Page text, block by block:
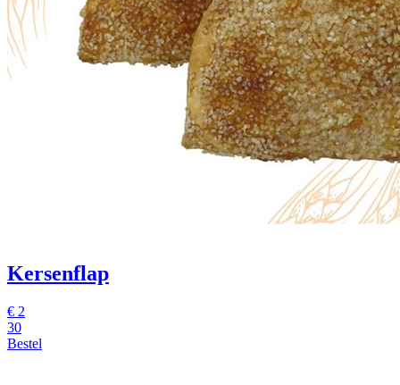
Kersenflap
€ 2
30
Bestel